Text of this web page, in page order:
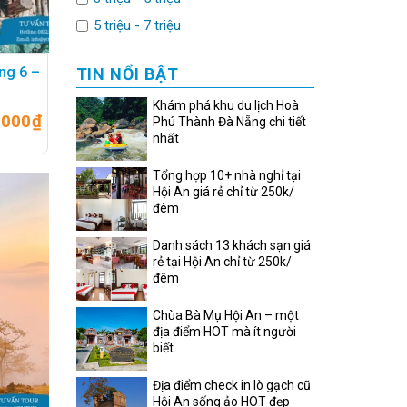
được khoản chênh lệch không nhỏ. Vậy nên
phù hợp với túi tiền và nhu cầu của bản thân
hoang khiến bạn mất tiền mà lại phải tìm kiếm
tin đã cung cấp.
kết bạn để không bị cô đơn. Đặc biệt, nếu bạn
quan, ăn uống mà không phải tự tìm kiếm trên
bạn thích, ăn ở nhà hàng bạn mong muốn mà
bạn có thể được hưởng nhiều hơn các ưu đãi
6 –
₫
5 triệu - 7 triệu
TIN NỔI BẬT
Khám phá khu du lịch Hoà
Phú Thành Đà Nẵng chi tiết
nhất
Tổng hợp 10+ nhà nghỉ tại
Hội An giá rẻ chỉ từ 250k/
đêm
Danh sách 13 khách sạn giá
rẻ tại Hội An chỉ từ 250k/
đêm
Chùa Bà Mụ Hội An – một
địa điểm HOT mà ít người
biết
Địa điểm check in lò gạch cũ
Hội An sống ảo HOT đẹp